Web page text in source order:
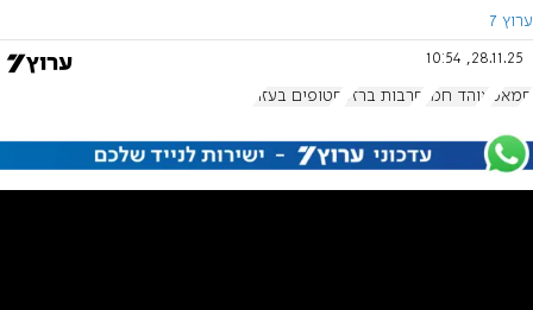
ערוץ 7
28.11.25, 10:54
חמאס אוהד חמו חרבות ברזל חטופים בעזה